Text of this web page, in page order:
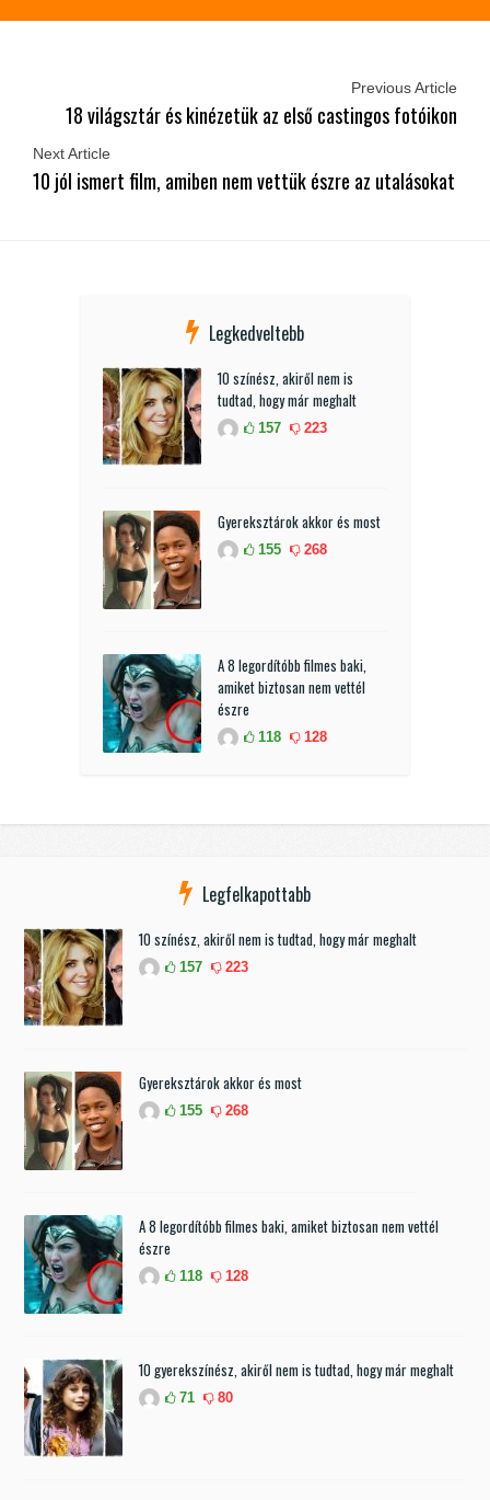
Previous Article
18 világsztár és kinézetük az első castingos fotóikon
Next Article
10 jól ismert film, amiben nem vettük észre az utalásokat
Legkedveltebb
10 színész, akiről nem is
tudtad, hogy már meghalt
157 223
Gyereksztárok akkor és most
155 268
A 8 legordítóbb filmes baki,
amiket biztosan nem vettél
észre
118 128
Legfelkapottabb
10 színész, akiről nem is tudtad, hogy már meghalt
157 223
Gyereksztárok akkor és most
155 268
A 8 legordítóbb filmes baki, amiket biztosan nem vettél
észre
118 128
10 gyerekszínész, akiről nem is tudtad, hogy már meghalt
71 80